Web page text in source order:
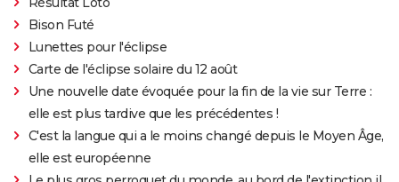
Bison Futé
Lunettes pour l'éclipse
Carte de l'éclipse solaire du 12 août
Une nouvelle date évoquée pour la fin de la vie sur Terre :
elle est plus tardive que les précédentes !
C'est la langue qui a le moins changé depuis le Moyen Âge,
elle est européenne